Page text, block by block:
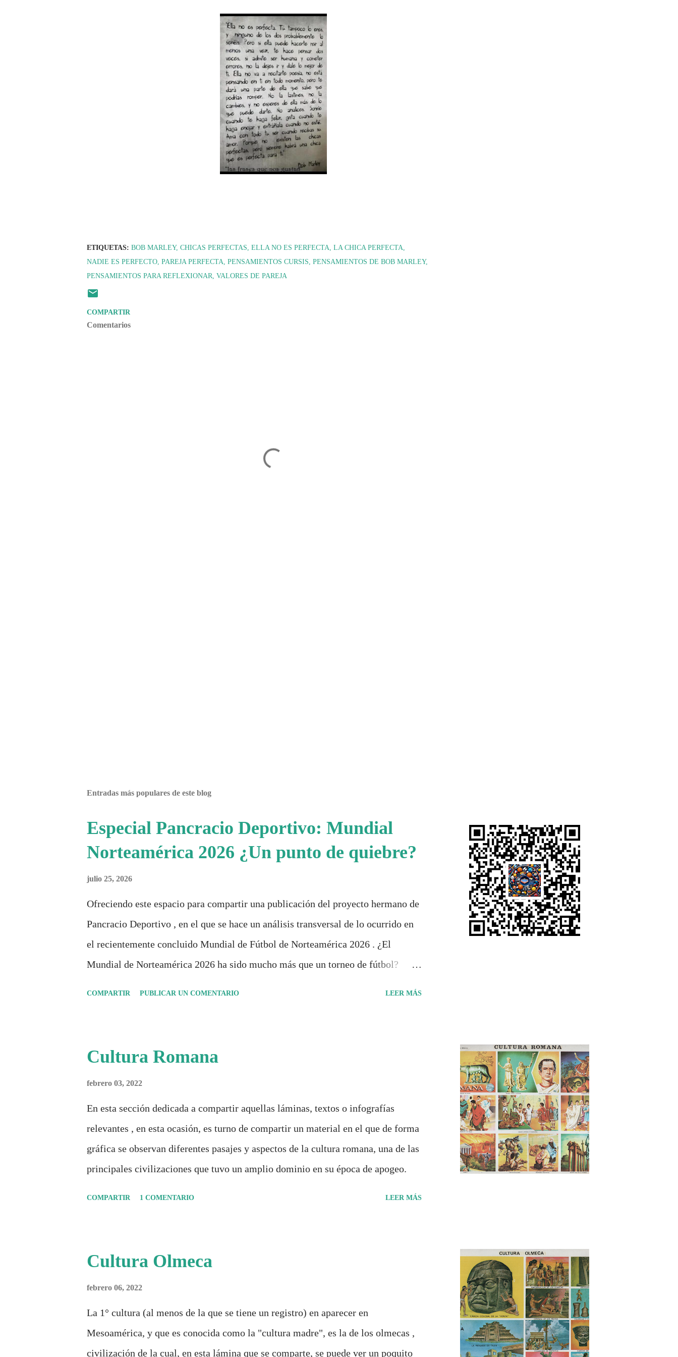
ETIQUETAS: BOB MARLEY CHICAS PERFECTAS ELLA NO ES PERFECTA LA CHICA PERFECTA
NADIE ES PERFECTO PAREJA PERFECTA PENSAMIENTOS CURSIS PENSAMIENTOS DE BOB MARLEY
PENSAMIENTOS PARA REFLEXIONAR VALORES DE PAREJA
COMPARTIR
Comentarios
Entradas más populares de este blog
Especial Pancracio Deportivo: Mundial
Norteamérica 2026 ¿Un punto de quiebre?
julio 25, 2026
Ofreciendo este espacio para compartir una publicación del proyecto hermano de
Pancracio Deportivo , en el que se hace un análisis transversal de lo ocurrido en
el recientemente concluido Mundial de Fútbol de Norteamérica 2026 . ¿El
Mundial de Norteamérica 2026 ha sido mucho más que un torneo de fútbol?
punto de quiebre?" Este especial de Pancracio Deportivo no busca decir
únicamente quién ganó o quién perdió. Busca responder si este Mundial marcó
un antes y un después en la forma de entender el deporte, la identidad nacional, la
globalización, la comercialización y el papel del fútbol como reflejo de nuestras
sociedades . Son 230 páginas de análisis, ilustraciones originales y ...
COMPARTIR PUBLICAR UN COMENTARIO LEER MÁS
Cultura Romana
febrero 03, 2022
En esta sección dedicada a compartir aquellas láminas, textos o infografías
relevantes , en esta ocasión, es turno de compartir un material en el que de forma
gráfica se observan diferentes pasajes y aspectos de la cultura romana, una de las
principales civilizaciones que tuvo un amplio dominio en su época de apogeo.
COMPARTIR 1 COMENTARIO LEER MÁS
Cultura Olmeca
febrero 06, 2022
La 1° cultura (al menos de la que se tiene un registro) en aparecer en
Mesoamérica, y que es conocida como la "cultura madre", es la de los olmecas ,
civilización de la cual, en esta lámina que se comparte, se puede ver un poquito